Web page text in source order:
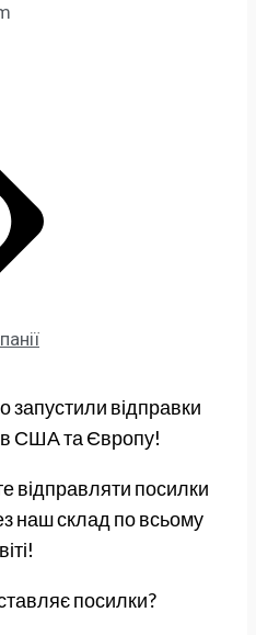
запустили відправки
США та Європу!
відправляти посилки
наш склад по всьому
посилки?